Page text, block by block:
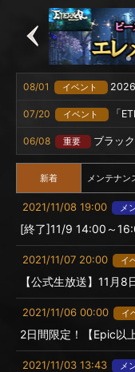
08/01 イベント
07/20 イベント 「
06/08 重要 ブラッ
新着 メンテナン
2021/11/08 19:00 メ
[終了]11/9 14:00～
2021/11/07 20:00 イ
【公式生放送】11月
2021/11/06 00:00 イ
2日間限定！【Epic以
2021/11/03 13:43 メ